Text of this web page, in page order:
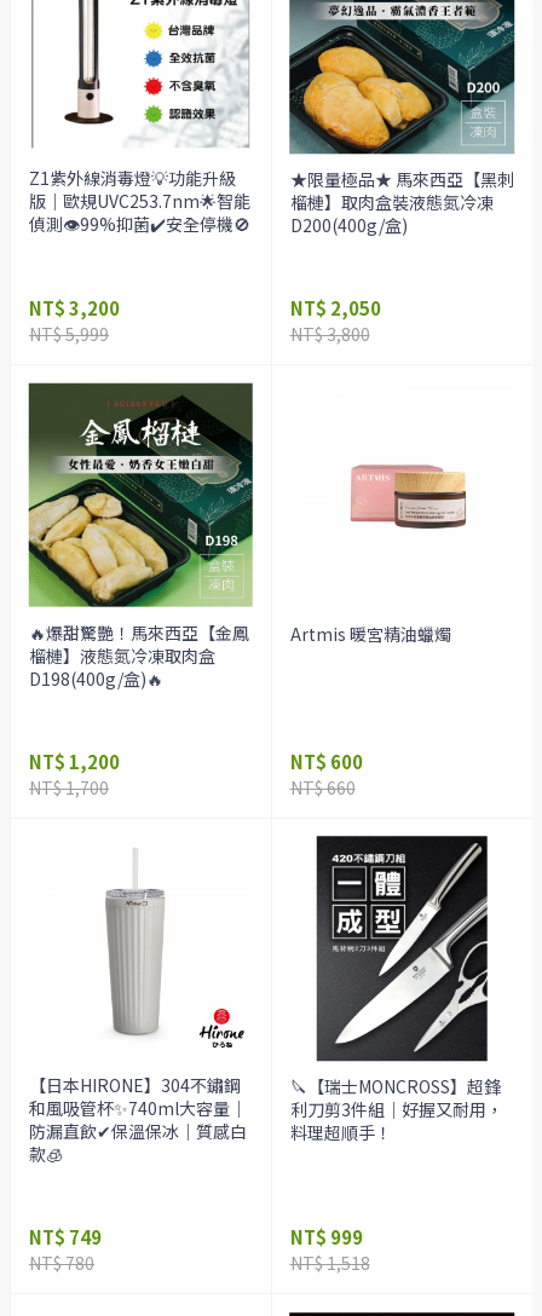
Z1紫外線消毒燈💡功能升級
版｜歐規UVC253.7nm🌟智能
偵測👁️99%抑菌✔️安全停機🚫
NT$ 3,200
NT$ 5,999
★限量極品★ 馬來西亞【黑刺
榴槤】取肉盒裝液態氮冷凍
D200(400g/盒)
NT$ 2,050
NT$ 3,800
🔥爆甜驚艷！馬來西亞【金鳳
榴槤】液態氮冷凍取肉盒
D198(400g/盒)🔥
NT$ 1,200
NT$ 1,700
Artmis 暖宮精油蠟燭
NT$ 600
NT$ 660
【日本HIRONE】304不鏽鋼
和風吸管杯✨740ml大容量｜
防漏直飲✔保溫保冰｜質感白
款🧊
NT$ 749
NT$ 780
🔪【瑞士MONCROSS】超鋒
利刀剪3件組｜好握又耐用，
料理超順手！
NT$ 999
NT$ 1,518